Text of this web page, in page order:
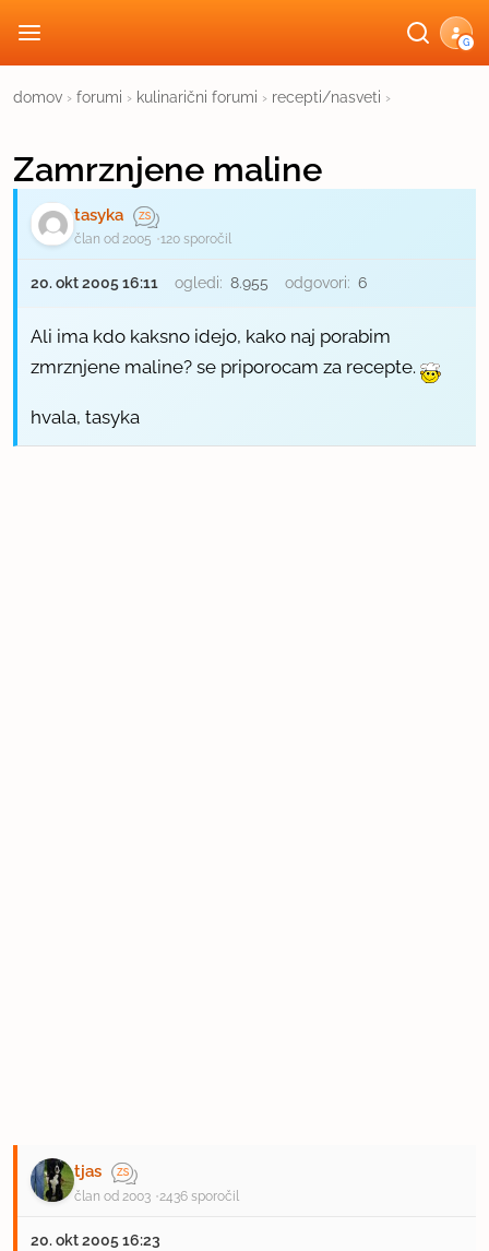
G
domov › forumi › kulinarični forumi › recepti/nasveti ›
Zamrznjene maline
tasyka
član od 2005 120 sporočil
20. okt 2005 16:11 ogledi: 8.955 odgovori: 6
Ali ima kdo kaksno idejo, kako naj porabim
zmrznjene maline? se priporocam za recepte.
hvala, tasyka
tjas
član od 2003 2436 sporočil
20. okt 2005 16:23